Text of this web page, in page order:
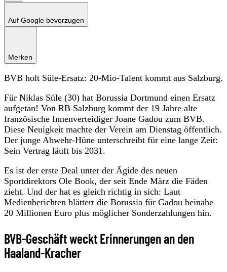
Auf Google bevorzugen
Merken
BVB holt Süle-Ersatz: 20-Mio-Talent kommt aus Salzburg.
Für Niklas Süle (30) hat Borussia Dortmund einen Ersatz
aufgetan! Von RB Salzburg kommt der 19 Jahre alte
französische Innenverteidiger Joane Gadou zum BVB.
Diese Neuigkeit machte der Verein am Dienstag öffentlich.
Der junge Abwehr-Hüne unterschreibt für eine lange Zeit:
Sein Vertrag läuft bis 2031.
Es ist der erste Deal unter der Ägide des neuen
Sportdirektors Ole Book, der seit Ende März die Fäden
zieht. Und der hat es gleich richtig in sich: Laut
Medienberichten blättert die Borussia für Gadou beinahe
20 Millionen Euro plus möglicher Sonderzahlungen hin.
BVB-Geschäft weckt Erinnerungen an den
Haaland-Kracher